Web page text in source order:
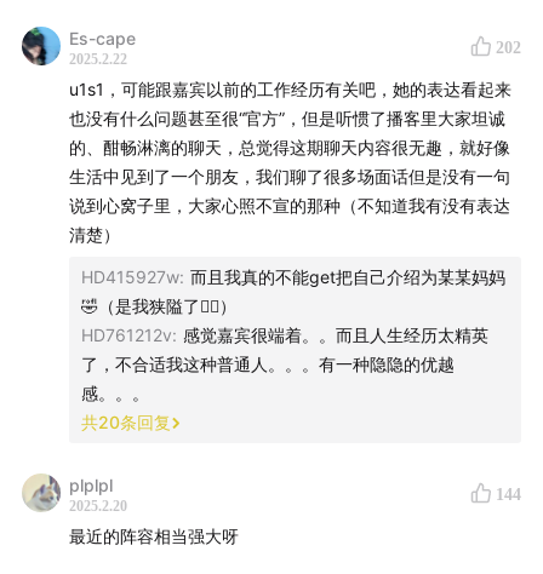
女生，并且抽取3位幸运观众送出欧莱雅值得礼盒。
Es-cape
2025.2.22
202
u1s1，可能跟嘉宾以前的工作经历有关吧，她的表达看起来
也没有什么问题甚至很“官方”，但是听惯了播客里大家坦诚
的、酣畅淋漓的聊天，总觉得这期聊天内容很无趣，就好像
生活中见到了一个朋友，我们聊了很多场面话但是没有一句
说到心窝子里，大家心照不宣的那种（不知道我有没有表达
清楚）
HD415927w: 而且我真的不能get把自己介绍为某某妈妈
🤣（是我狭隘了🧎‍♀️）
HD761212v: 感觉嘉宾很端着。。而且人生经历太精英
了，不合适我这种普通人。。。有一种隐隐的优越
感。。。
共20条回复
plplpl
2025.2.20
144
最近的阵容相当强大呀